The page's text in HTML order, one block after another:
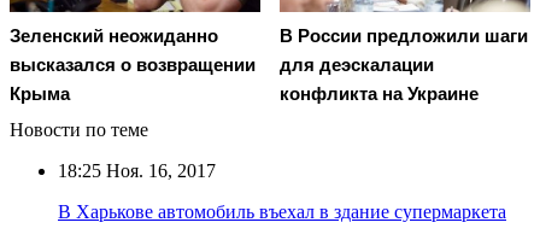
Зеленский неожиданно
высказался о возвращении
Крыма
В России предложили шаги
для деэскалации
конфликта на Украине
Новости по теме
18:25 Ноя. 16, 2017
В Харькове автомобиль въехал в здание супермаркета